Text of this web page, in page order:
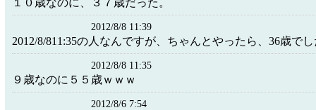
2012/8/8 11:39
2012/8/811:35の人なんですが、ちゃんとやったら、36歳で
2012/8/8 11:35
９歳なのに５５歳ｗｗｗ
2012/8/6 7:54